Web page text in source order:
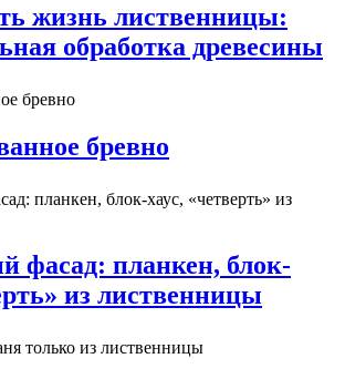
жизнь лиственницы:
обработка древесины
бревно
фасад: планкен, блок-
из лиственницы